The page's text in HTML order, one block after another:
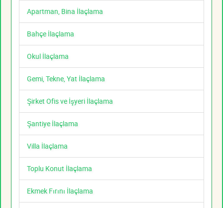
Apartman, Bina İlaçlama
Bahçe İlaçlama
Okul İlaçlama
Gemi, Tekne, Yat İlaçlama
Şirket Ofis ve İşyeri İlaçlama
Şantiye İlaçlama
Villa İlaçlama
Toplu Konut İlaçlama
Ekmek Fırını İlaçlama